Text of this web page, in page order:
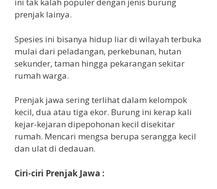
ini tak kalah populer dengan jenis burung
prenjak lainya.
Spesies ini bisanya hidup liar di wilayah terbuka
mulai dari peladangan, perkebunan, hutan
sekunder, taman hingga pekarangan sekitar
rumah warga.
Prenjak jawa sering terlihat dalam kelompok
kecil, dua atau tiga ekor. Burung ini kerap kali
kejar-kejaran dipepohonan kecil disekitar
rumah. Mencari mengsa berupa serangga kecil
dan ulat di dedauan.
Ciri-ciri Prenjak Jawa :